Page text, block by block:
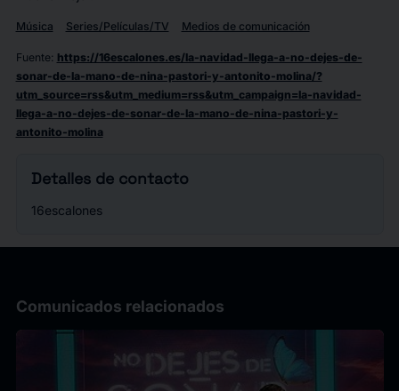
Música Series/Películas/TV Medios de comunicación
Fuente: https://16escalones.es/la-navidad-llega-a-no-dejes-de-
sonar-de-la-mano-de-nina-pastori-y-antonito-molina/?
utm_source=rss&utm_medium=rss&utm_campaign=la-navidad-
llega-a-no-dejes-de-sonar-de-la-mano-de-nina-pastori-y-
antonito-molina
Detalles de contacto
16escalones
Comunicados relacionados